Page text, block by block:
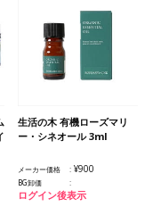
生活の木 有機ローズマリ
ー・シネオール 3ml
メーカー価格 ¥900
BG卸価
ログイン後表示